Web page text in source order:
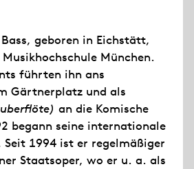
Bass, geboren in Eichstätt,
München.
führten ihn ans
Gärtnerplatz und als
an die Komische
begann seine internationale
Seit 1994 ist er regelmäßiger
Staatsoper, wo er u. a. als